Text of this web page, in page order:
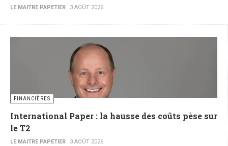
LE MAITRE PAPETIER 3 AOÛT 2026
FINANCIÈRES
International Paper : la hausse des coûts pèse sur
le T2
LE MAITRE PAPETIER 3 AOÛT 2026